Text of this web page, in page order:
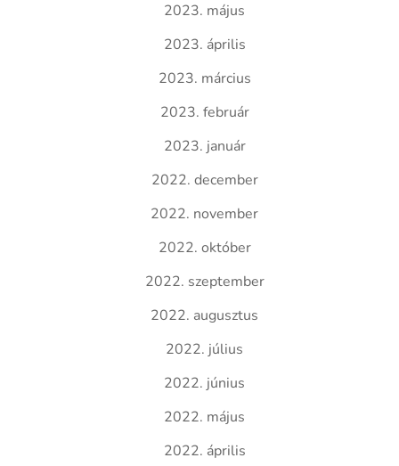
2023. május
2023. április
2023. március
2023. február
2023. január
2022. december
2022. november
2022. október
2022. szeptember
2022. augusztus
2022. július
2022. június
2022. május
2022. április